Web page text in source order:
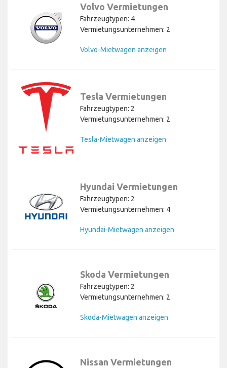
Volvo Vermietungen
Fahrzeugtypen: 4
Vermietungsunternehmen: 2
Volvo-Mietwagen anzeigen
Tesla Vermietungen
Fahrzeugtypen: 2
Vermietungsunternehmen: 2
Tesla-Mietwagen anzeigen
Hyundai Vermietungen
Fahrzeugtypen: 2
Vermietungsunternehmen: 4
Hyundai-Mietwagen anzeigen
Skoda Vermietungen
Fahrzeugtypen: 2
Vermietungsunternehmen: 2
Skoda-Mietwagen anzeigen
Nissan Vermietungen